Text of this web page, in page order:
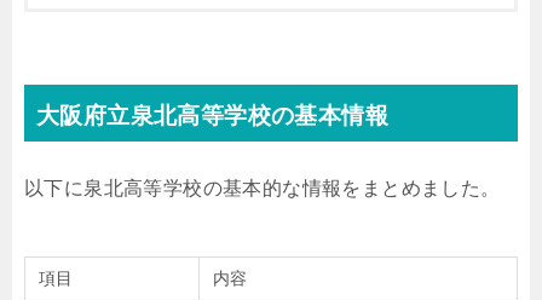
大阪府立泉北高等学校の基本情報
以下に泉北高等学校の基本的な情報をまとめました。
項目 内容